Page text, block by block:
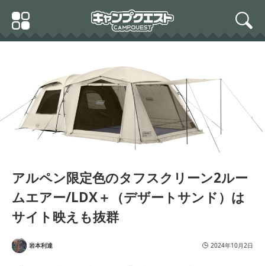
Primary
Menu
search
アルペン限定色のタフスクリーン2ルー
ムエアー/LDX＋（デザートサンド）は
サイト映えも抜群
岩本利達 2024年10月2日